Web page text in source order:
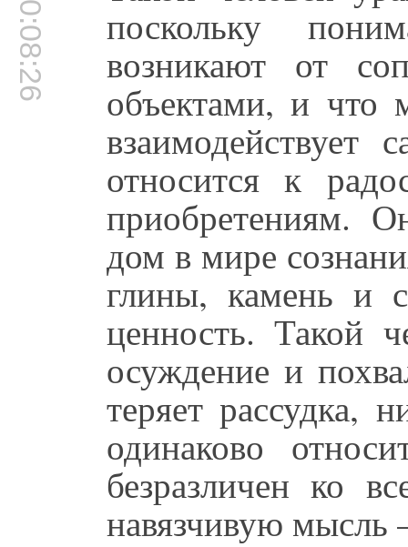
00:08:26 поскольку
возникают от
объектами, и что
относится к
приобретениям.
дом в мире
глины, камень и
ценность. Такой
осуждение и
теряет рассудка,
одинаково
безразличен ко
навязчивую мысль